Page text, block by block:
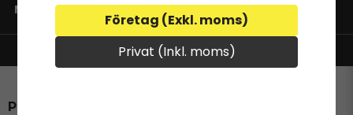
Max belastning 1200 kg
Produktfrågor
Företag (Exkl. moms)
Privat (Inkl. moms)